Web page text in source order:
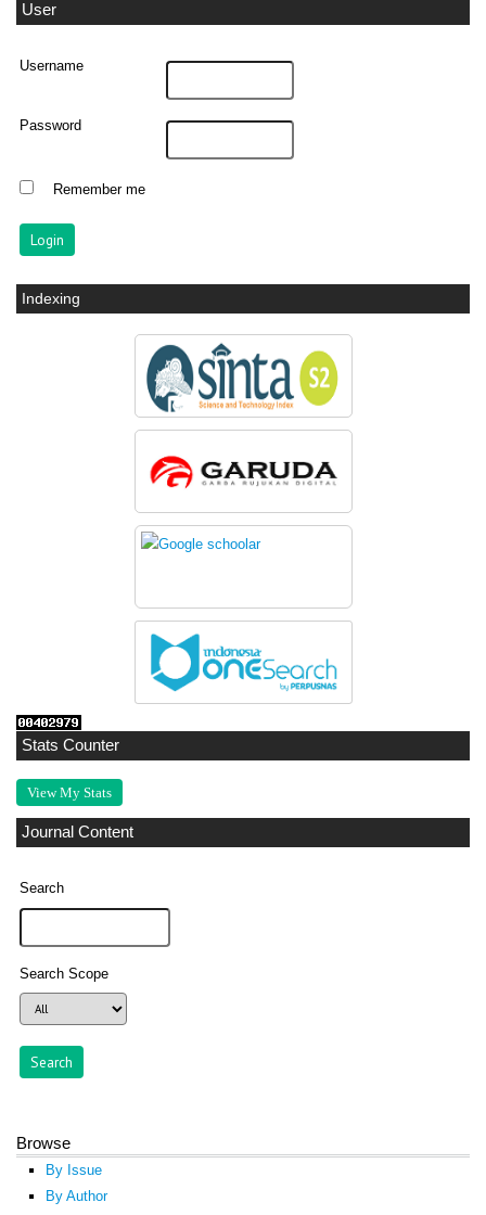
User
Username
Password
Remember me
Indexing
Stats Counter
View My Stats
Journal Content
Search
Search Scope
Browse
By Issue
By Author